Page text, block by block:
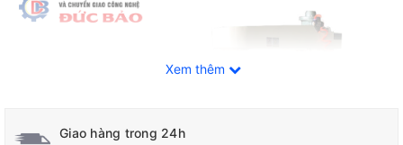
Xem thêm
Giao hàng trong 24h